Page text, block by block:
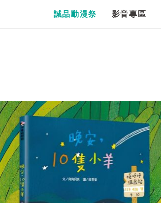
誠品動漫祭 影音專區